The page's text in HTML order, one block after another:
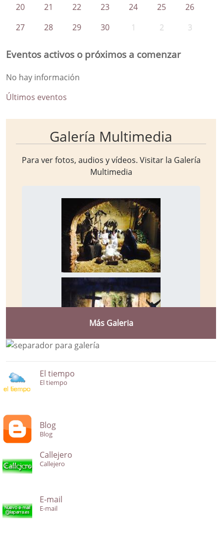
20 21 22 23 24 25
26
27
28 29 30 1 2 3
Eventos activos o próximos a comenzar
No hay información
Últimos eventos
Galería Multimedia
Para ver fotos, audios y vídeos. Visitar la Galería
Multimedia
Más Galeria
El tiempo
El tiempo
Blog
Blog
Callejero
Callejero
E-mail
E-mail